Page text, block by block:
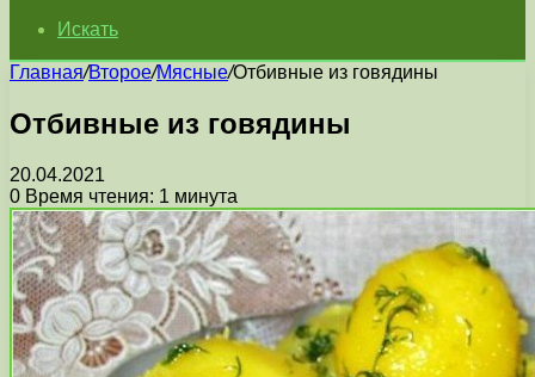
Искать
Главная/Второе/Мясные/Отбивные из говядины
Отбивные из говядины
20.04.2021
0 Время чтения: 1 минута